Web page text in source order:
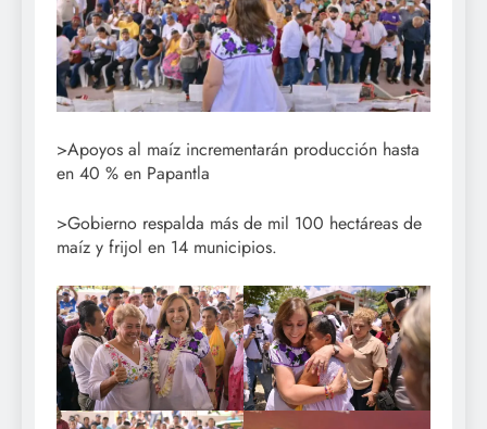
>Apoyos al maíz incrementarán producción hasta
en 40 % en Papantla
>Gobierno respalda más de mil 100 hectáreas de
maíz y frijol en 14 municipios.